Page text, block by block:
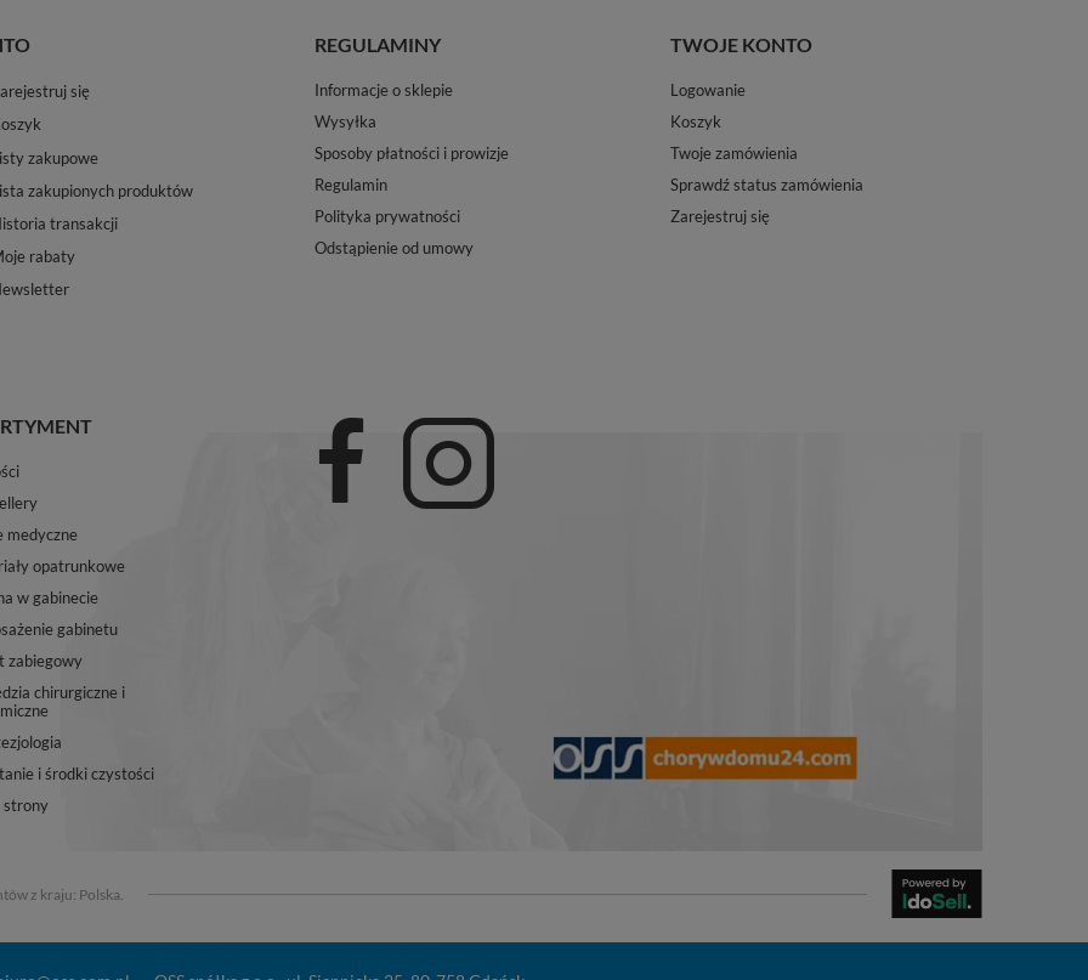
się
zakupowe
zakupionych produktów
transakcji
rabaty
REGULAMINY
Informacje o sklepie
Wysyłka
Sposoby płatności i prowizje
Regulamin
Polityka prywatności
Odstąpienie od umowy
TWOJE KONTO
Logowanie
Koszyk
Twoje zamówienia
Sprawdź status zamówienia
Zarejestruj się
medyczne
opatrunkowe
w gabinecie
gabinetu
zabiegowy
chirurgiczne i
i środki czystości
strony
z kraju: Polska